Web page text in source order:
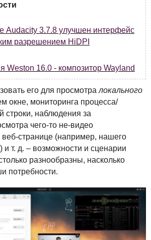
Audacity 3.7.8 улучшен интерфейс
разрешением HiDPI
Weston 16.0 - композитор Wayland
его для просмотра локального
окне, мониторинга процесса/
строки, наблюдения за
чего-то не-видео
странице (например, нашего
и т. д. – возможности и сценарии
разнообразны, насколько
потребности.